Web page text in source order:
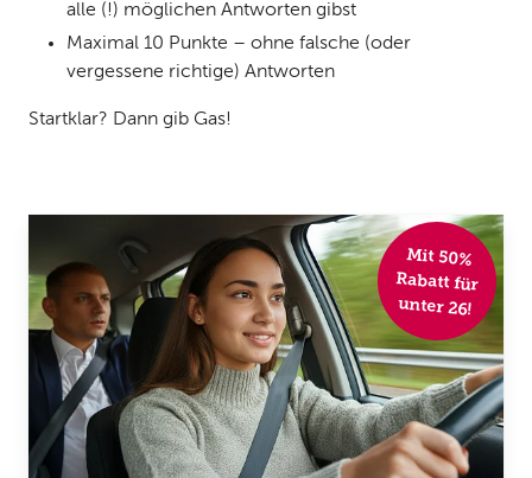
alle (!) möglichen Antworten gibst
Maximal 10 Punkte – ohne falsche (oder
vergessene richtige) Antworten
Startklar? Dann gib Gas!
Mit 50%
Rabatt für
unter 26!